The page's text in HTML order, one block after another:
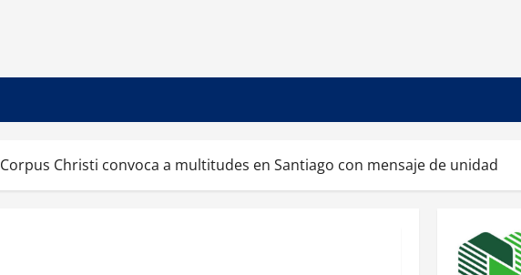
Corpus Christi convoca a multitudes en Santiago con mensaje de unidad